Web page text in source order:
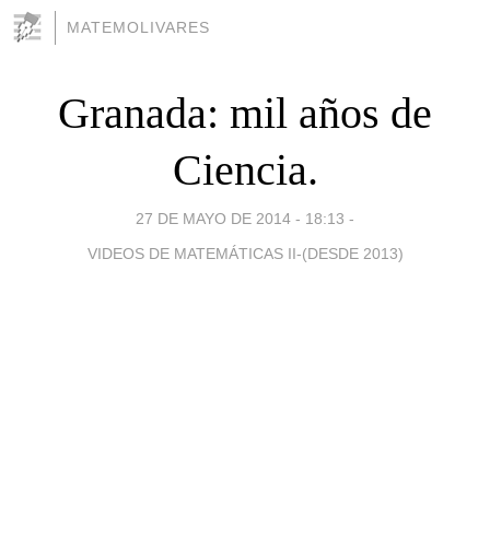
MATEMOLIVARES
Granada: mil años de
Ciencia.
27 DE MAYO DE 2014 - 18:13 -
VIDEOS DE MATEMÁTICAS II-(DESDE 2013)